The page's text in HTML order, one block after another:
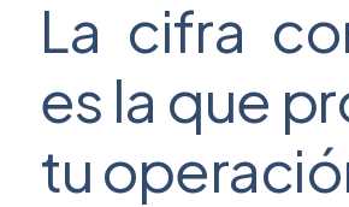
La cifra
es la que
tu